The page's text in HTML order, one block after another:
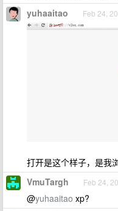
yuhaaitao Feb 24,
打开是这个样子，是我
VmuTargh Feb 24,
@yuhaaitao xp?